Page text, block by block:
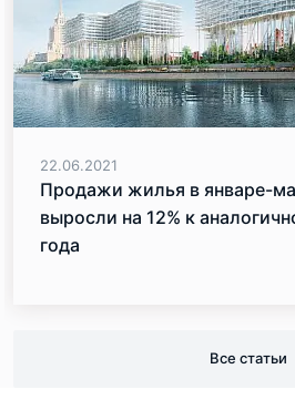
22.06.2021
Продажи жилья в январе-
выросли на 12% к
года
Все статьи